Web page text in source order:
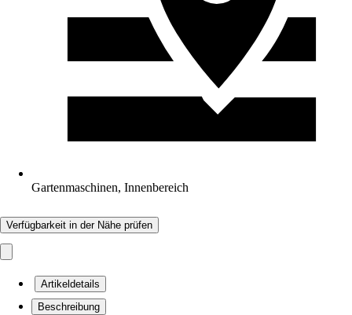
Gartenmaschinen, Innenbereich
Verfügbarkeit in der Nähe prüfen
Artikeldetails
Beschreibung